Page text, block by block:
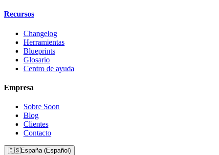
Recursos
Changelog
Herramientas
Blueprints
Glosario
Centro de ayuda
Empresa
Sobre Soon
Blog
Clientes
Contacto
🇪🇸España (Español)